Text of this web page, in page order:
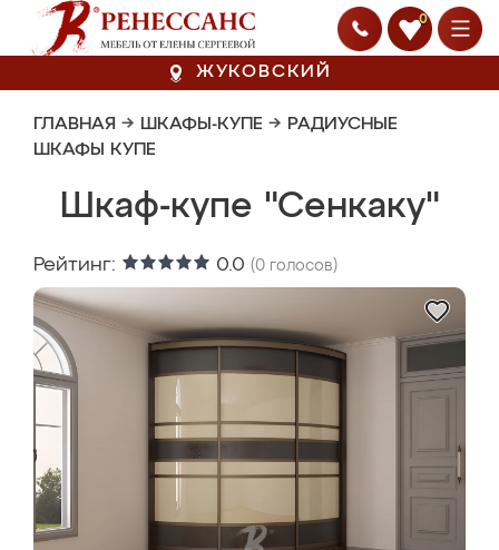
0
ЖУКОВСКИЙ
ГЛАВНАЯ → ШКАФЫ-КУПЕ → РАДИУСНЫЕ
ШКАФЫ КУПЕ
Шкаф-купе "Сенкаку"
Рейтинг: 0.0 (0 голосов)